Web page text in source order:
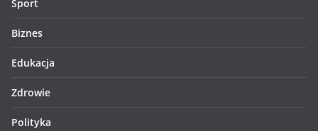
Sport
Biznes
Edukacja
Zdrowie
Polityka